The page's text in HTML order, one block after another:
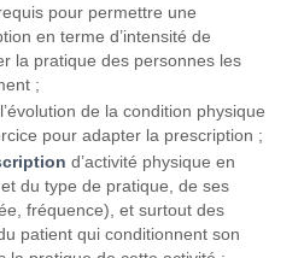
pour permettre une
en terme d’intensité de
la pratique des personnes les
;
de la condition physique
pour adapter la prescription ;
d’activité physique en
du type de pratique, de ses
fréquence), et surtout des
patient qui conditionnent son